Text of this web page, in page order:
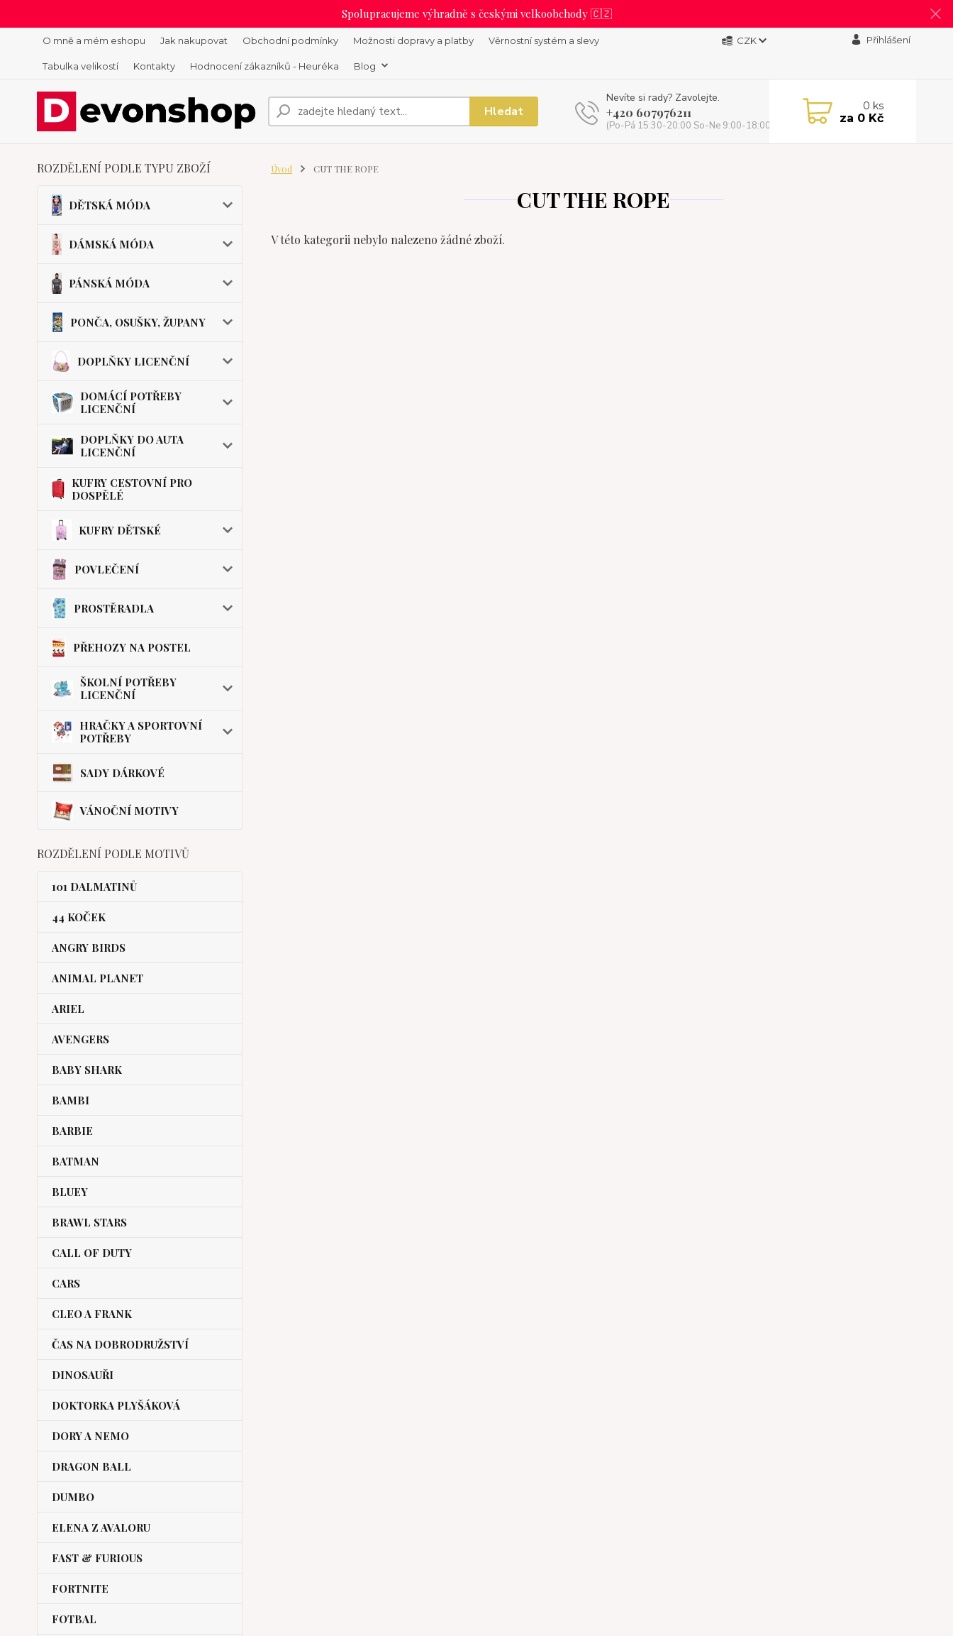
Spolupracujeme výhradně s českými velkoobchody 🇨🇿
O mně a mém eshopu Jak nakupovat Obchodní podmínky Možnosti dopravy a platby Věrnostní systém a slevy
Tabulka velikostí Kontakty Hodnocení zákazníků - Heuréka Blog
CZK Přihlášení
Hledat
Nevíte si rady? Zavolejte.
+420 607976211
(Po-Pá 15:30-20:00 So-Ne 9:00-18:00)
0 ks
za 0 Kč
ROZDĚLENÍ PODLE TYPU ZBOŽÍ
DĚTSKÁ MÓDA
DÁMSKÁ MÓDA
PÁNSKÁ MÓDA
PONČA, OSUŠKY, ŽUPANY
DOPLŇKY LICENČNÍ
DOMÁCÍ POTŘEBY
LICENČNÍ
DOPLŇKY DO AUTA
LICENČNÍ
KUFRY CESTOVNÍ PRO
DOSPĚLÉ
KUFRY DĚTSKÉ
POVLEČENÍ
PROSTĚRADLA
PŘEHOZY NA POSTEL
ŠKOLNÍ POTŘEBY
LICENČNÍ
HRAČKY A SPORTOVNÍ
POTŘEBY
SADY DÁRKOVÉ
VÁNOČNÍ MOTIVY
ROZDĚLENÍ PODLE MOTIVŮ
101 DALMATINŮ
44 KOČEK
ANGRY BIRDS
ANIMAL PLANET
ARIEL
AVENGERS
BABY SHARK
BAMBI
BARBIE
BATMAN
BLUEY
BRAWL STARS
CALL OF DUTY
CARS
CLEO A FRANK
ČAS NA DOBRODRUŽSTVÍ
DINOSAUŘI
DOKTORKA PLYŠÁKOVÁ
DORY A NEMO
DRAGON BALL
DUMBO
ELENA Z AVALORU
FAST & FURIOUS
FORTNITE
FOTBAL
Úvod CUT THE ROPE
CUT THE ROPE
V této kategorii nebylo nalezeno žádné zboží.